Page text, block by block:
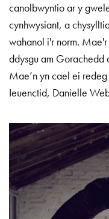
canolbwyntio ar y
cynhwysiant, a
wahanol i'r norm.
ddysgu am Gorachedd
Mae’n yn cael ei
Ieuenctid, Danielle